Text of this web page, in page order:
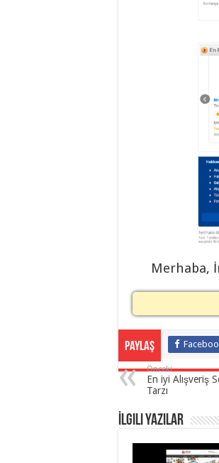
Merhaba,
Paylaş
Önceki
En iyi Alışveriş
Tarzı
İlgili Yazılar